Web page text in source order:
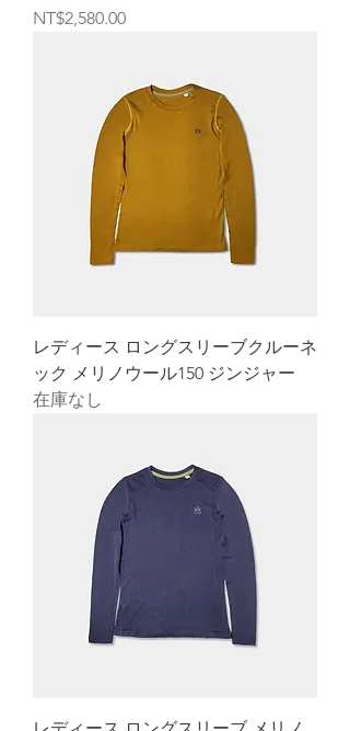
価格
NT$2,580.00
レディース ロングスリーブクルーネ
ック メリノウール150 ジンジャー
在庫なし